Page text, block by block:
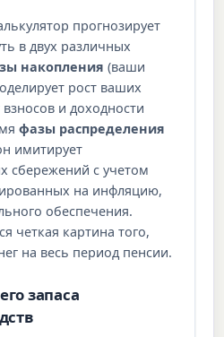
прогнозирует
в двух различных
накопления (ваши
рост ваших
и доходности
фазы распределения
имитирует
сбережений с учетом
на инфляцию,
обеспечения.
четкая картина того,
на весь период пенсии.
запаса